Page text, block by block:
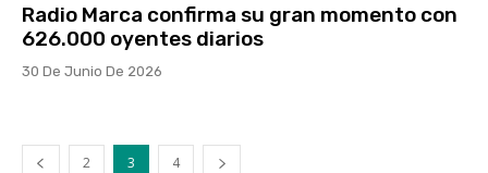
Radio Marca confirma su gran momento con
626.000 oyentes diarios
30 De Junio De 2026
2 3 4